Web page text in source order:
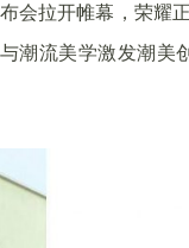
会拉开帷幕，荣耀
流美学激发潮美